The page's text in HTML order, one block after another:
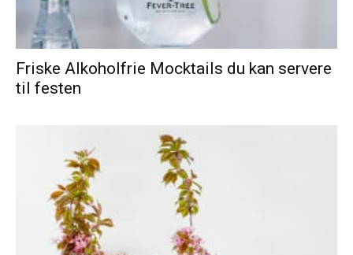
Friske Alkoholfrie Mocktails du kan servere
til festen